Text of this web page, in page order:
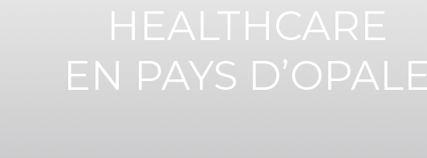
HEALTHCARE
EN PAYS